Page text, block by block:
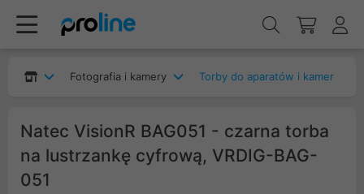
Fotografia i kamery Torby do aparatów i kamer
Natec VisionR BAG051 - czarna torba
na lustrzankę cyfrową, VRDIG-BAG-
051